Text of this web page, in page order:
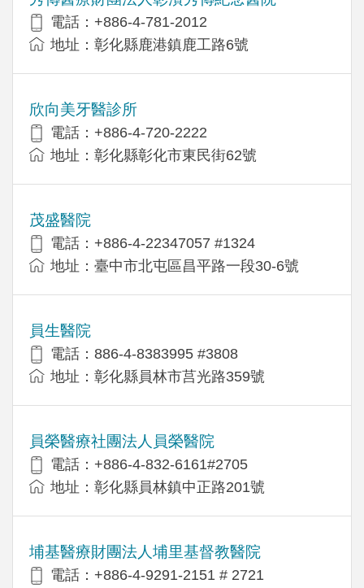
電話：+886-4-781-2012
地址：彰化縣鹿港鎮鹿工路6號
欣向美牙醫診所
電話：+886-4-720-2222
地址：彰化縣彰化市東民街62號
茂盛醫院
電話：+886-4-22347057 #1324
地址：臺中市北屯區昌平路一段30-6號
員生醫院
電話：886-4-8383995 #3808
地址：彰化縣員林市莒光路359號
員榮醫療社團法人員榮醫院
電話：+886-4-832-6161#2705
地址：彰化縣員林鎮中正路201號
埔基醫療財團法人埔里基督教醫院
電話：+886-4-9291-2151 # 2721